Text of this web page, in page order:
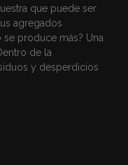
que puede ser
agregados
produce más? Una
de la
y desperdicios